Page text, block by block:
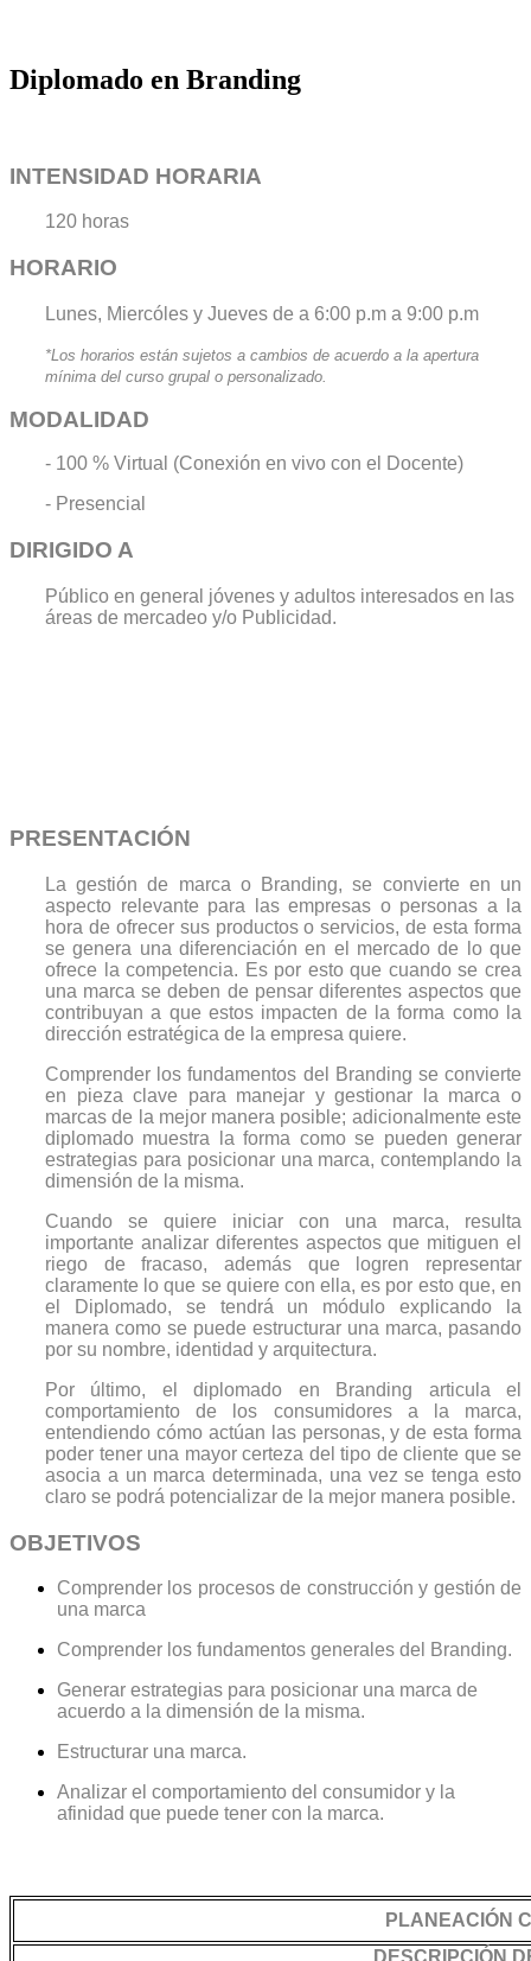
Diplomado en Branding
INTENSIDAD HORARIA
120 horas
HORARIO
Lunes, Miercóles y Jueves de a 6:00 p.m a 9:00 p.m
*Los horarios están sujetos a cambios de acuerdo a la apertura
mínima del curso grupal o personalizado.
MODALIDAD
- 100 % Virtual (Conexión en vivo con el Docente)
- Presencial
DIRIGIDO A
Público en general jóvenes y adultos interesados en las
áreas de mercadeo y/o Publicidad.
PRESENTACIÓN
La gestión de marca o Branding, se convierte en un
aspecto relevante para las empresas o personas a la
hora de ofrecer sus productos o servicios, de esta forma
se genera una diferenciación en el mercado de lo que
ofrece la competencia. Es por esto que cuando se crea
una marca se deben de pensar diferentes aspectos que
contribuyan a que estos impacten de la forma como la
dirección estratégica de la empresa quiere.
Comprender los fundamentos del Branding se convierte
en pieza clave para manejar y gestionar la marca o
marcas de la mejor manera posible; adicionalmente este
diplomado muestra la forma como se pueden generar
estrategias para posicionar una marca, contemplando la
dimensión de la misma.
Cuando se quiere iniciar con una marca, resulta
importante analizar diferentes aspectos que mitiguen el
riego de fracaso, además que logren representar
claramente lo que se quiere con ella, es por esto que, en
el Diplomado, se tendrá un módulo explicando la
manera como se puede estructurar una marca, pasando
por su nombre, identidad y arquitectura.
Por último, el diplomado en Branding articula el
comportamiento de los consumidores a la marca,
entendiendo cómo actúan las personas, y de esta forma
poder tener una mayor certeza del tipo de cliente que se
asocia a un marca determinada, una vez se tenga esto
claro se podrá potencializar de la mejor manera posible.
OBJETIVOS
Comprender los procesos de construcción y gestión de
una marca
Comprender los fundamentos generales del Branding.
Generar estrategias para posicionar una marca de
acuerdo a la dimensión de la misma.
Estructurar una marca.
Analizar el comportamiento del consumidor y la
afinidad que puede tener con la marca.
PLANEACIÓN